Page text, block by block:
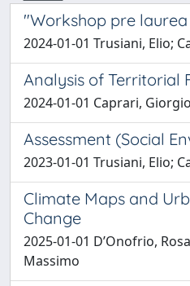
"Workshop pre
2024-01-01 Trusiani, Elio;
Analysis of Territorial
2024-01-01 Caprari,
Assessment (Social
2023-01-01 Trusiani, Elio;
Climate Maps and
Change
2025-01-01 D’Onofrio,
Massimo